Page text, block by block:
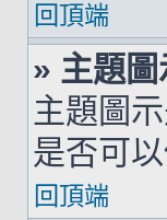
回頂端
» 主題圖
主題圖
是否可
回頂端